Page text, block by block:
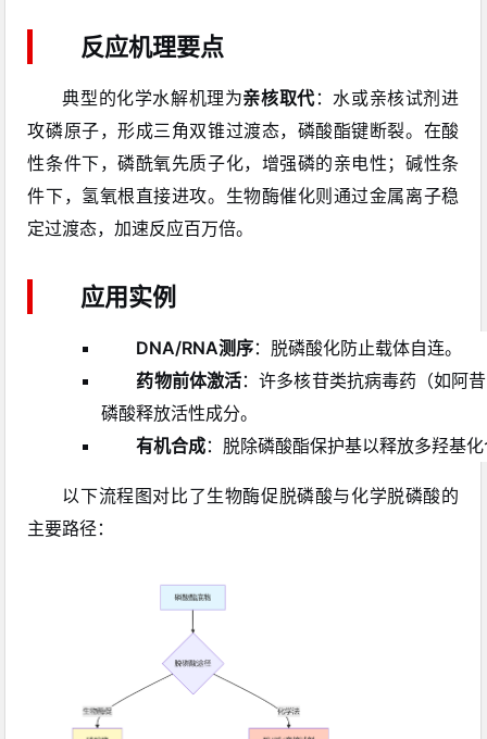
反应机理要点
典型的化学水解机理为亲核取代：水或亲核试剂进
攻磷原子，形成三角双锥过渡态，磷酸酯键断裂。在酸
性条件下，磷酰氧先质子化，增强磷的亲电性；碱性条
件下，氢氧根直接进攻。生物酶催化则通过金属离子稳
定过渡态，加速反应百万倍。
应用实例
DNA/RNA测序：脱磷酸化防止载体自连。
药物前体激活：许多核苷类抗病毒药（如阿
磷酸释放活性成分。
有机合成：脱除磷酸酯保护基以释放多羟基
以下流程图对比了生物酶促脱磷酸与化学脱磷酸的
主要路径：